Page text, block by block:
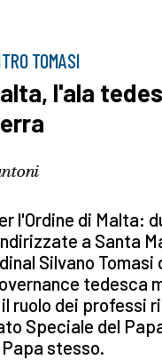
TOMASI
l'ala
l'Ordine di Malta:
a Santa
Silvano
tedesca
ruolo dei professi
Speciale del
stesso.